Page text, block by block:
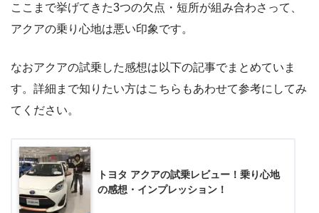
ここまで挙げてきた3つの欠点・短所が組み合わさって、
アクアの乗り心地は悪い印象です。
なおアクアの試乗した感想は以下の記事でまとめていま
す。詳細まで知りたい方はこちらもあわせて参考にしてみ
てください。
トヨタ アクアの試乗レビュー！乗り心地
の感想・インプレッション！